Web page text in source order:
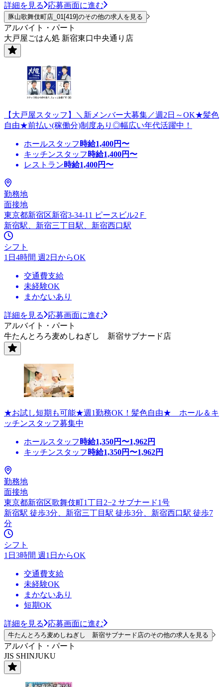
詳細を見る 応募画面に進む
豚山歌舞伎町店_01[419]のその他の求人を見る
アルバイト・パート
大戸屋ごはん処 新宿東口中央通り店
【大戸屋スタッフ】＼新メンバー大募集／週2日～OK★髪色
自由★前払い(稼働分)制度あり◎幅広い年代活躍中！
ホールスタッフ 時給1,400円〜
キッチンスタッフ 時給1,400円〜
レストラン時給1,400円〜
勤務地
面接地
東京都新宿区新宿3-34-11 ピースビル2Ｆ
新宿駅、新宿三丁目駅、新宿西口駅
シフト
1日4時間 週2日からOK
交通費支給
未経験OK
まかないあり
詳細を見る
応募画面に進む
アルバイト・パート
牛たんとろろ麦めしねぎし 新宿サブナード店
★お試し短期も可能★週1勤務OK！髪色自由★ ホール＆キ
ッチンスタッフ募集中
ホールスタッフ 時給1,350円〜1,962円
キッチンスタッフ 時給1,350円〜1,962円
勤務地
面接地
東京都新宿区歌舞伎町1丁目2−2 サブナード1号
新宿駅 徒歩3分、新宿三丁目駅 徒歩3分、新宿西口駅 徒歩7
分
シフト
1日3時間 週1日からOK
交通費支給
未経験OK
まかないあり
短期OK
詳細を見る 応募画面に進む
牛たんとろろ麦めしねぎし 新宿サブナード店のその他の求人を見る
アルバイト・パート
JIS SHINJUKU